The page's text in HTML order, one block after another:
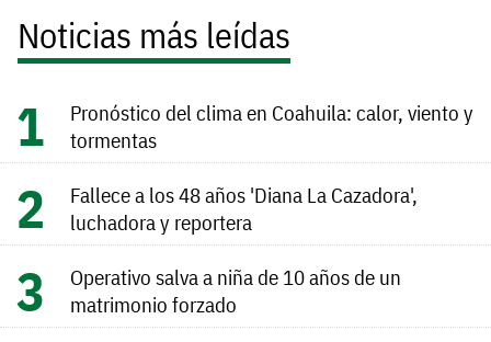
Noticias más leídas
Pronóstico del clima en Coahuila: calor, viento y
tormentas
Fallece a los 48 años 'Diana La Cazadora',
luchadora y reportera
Operativo salva a niña de 10 años de un
matrimonio forzado